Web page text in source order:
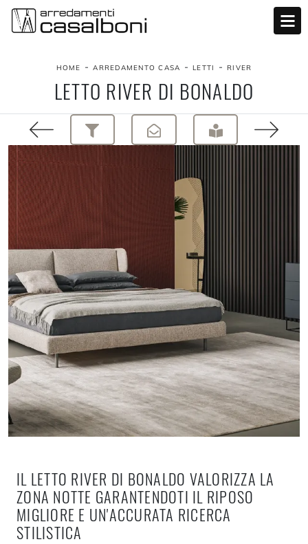
HOME -ARREDAMENTO CASA -LETTI -RIVER
LETTO RIVER DI BONALDO
IL LETTO RIVER DI BONALDO VALORIZZA LA
ZONA NOTTE GARANTENDOTI IL RIPOSO
MIGLIORE E UN'ACCURATA RICERCA
STILISTICA